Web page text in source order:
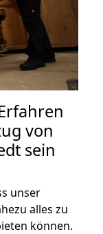
von
sein
unser
alles zu
können.